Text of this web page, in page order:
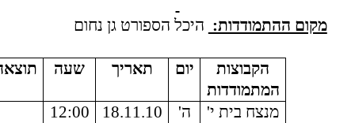
מקום ההתמודדות: היכל הספורט גן נחום
הקבוצות
המתמודדות
יום תאריך שעה
מנצח בית י'
ה' 18.11.10
12:00